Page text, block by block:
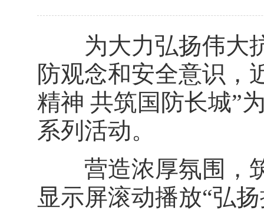
为大力弘扬伟大抗
防观念和安全意识，
精神 共筑国防长城”
系列活动。
营造浓厚氛围，筑
显示屏滚动播放“弘